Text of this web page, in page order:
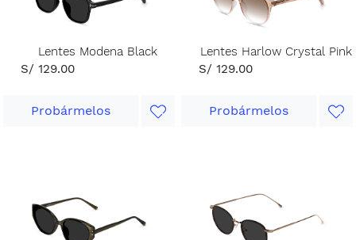
Lentes Modena Black
S/ 129.00
Probármelos
Lentes Harlow Crystal Pink
S/ 129.00
Probármelos